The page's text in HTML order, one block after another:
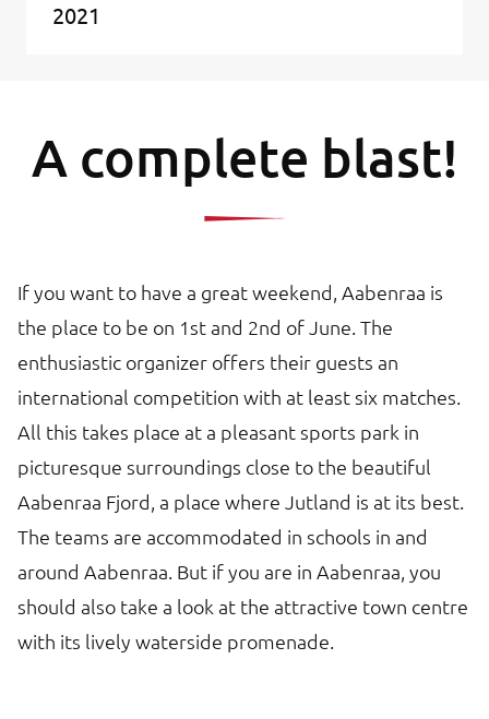
2021
A complete blast!
If you want to have a great weekend, Aabenraa is
the place to be on 1st and 2nd of June. The
enthusiastic organizer offers their guests an
international competition with at least six matches.
All this takes place at a pleasant sports park in
picturesque surroundings close to the beautiful
Aabenraa Fjord, a place where Jutland is at its best.
The teams are accommodated in schools in and
around Aabenraa. But if you are in Aabenraa, you
should also take a look at the attractive town centre
with its lively waterside promenade.